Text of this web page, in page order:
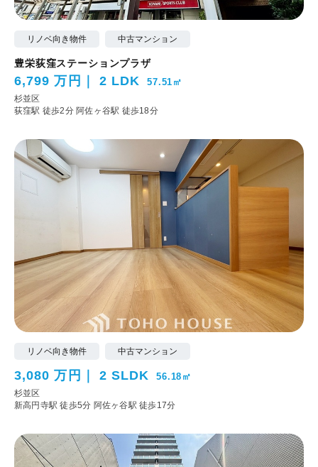
リノベ向き物件 中古マンション
豊栄荻窪ステーションプラザ
6,799 万円 2 LDK 57.51㎡
杉並区
荻窪駅 徒歩2分阿佐ヶ谷駅 徒歩18分
リノベ向き物件 中古マンション
3,080 万円 2 SLDK 56.18㎡
杉並区
新高円寺駅 徒歩5分 阿佐ヶ谷駅 徒歩17分